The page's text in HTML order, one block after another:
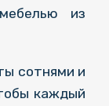
из
сотнями и
каждый